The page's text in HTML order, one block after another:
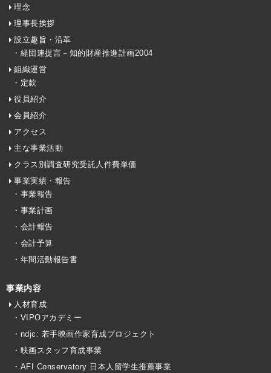
理念
理事長挨拶
設立趣旨・沿革
・経団連提言－知的財産推進計画2004
組織運営
・定款
役員紹介
会員紹介
アクセス
主な事業活動
クラス別調査研究受託人件費単価
事業実績・報告
・事業報告
・事業計画
・会計報告
・会計予算
・年間活動報告書
事業内容
人材育成
・VIPOアカデミー
・ndjc: 若手映画作家育成プロジェクト
・映画スタッフ育成事業
・AFI Conservatory 日本人留学生推薦事業